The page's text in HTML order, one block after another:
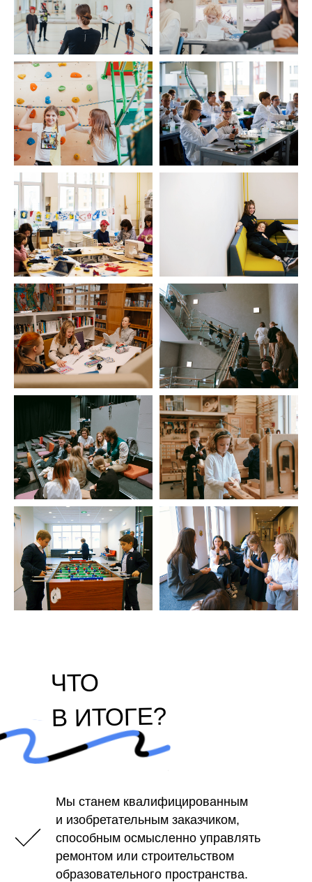
ЧТО
В ИТОГЕ?
Мы станем квалифицированным
и изобретательным заказчиком,
способным осмысленно управлять
ремонтом или строительством
образовательного пространства.